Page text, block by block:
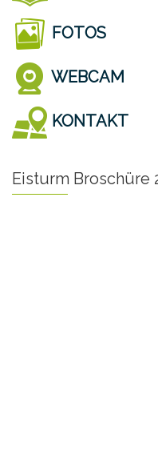
FOTOS
WEBCAM
KONTAKT
Eisturm Broschüre